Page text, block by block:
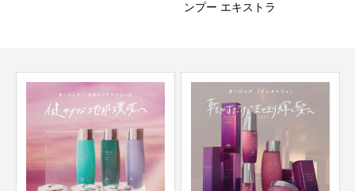
ンプー エキストラ